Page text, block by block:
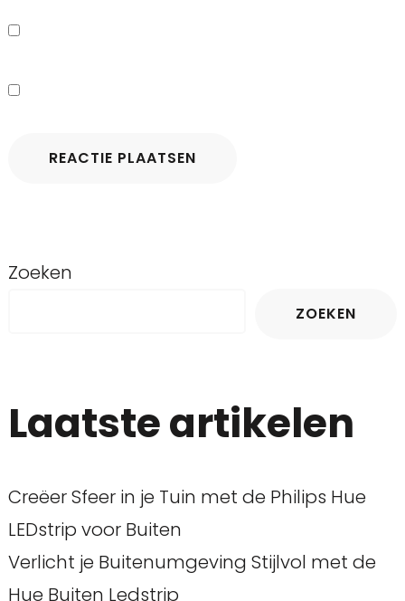
Zoeken
ZOEKEN
Laatste artikelen
Creëer Sfeer in je Tuin met de Philips Hue
LEDstrip voor Buiten
Verlicht je Buitenumgeving Stijlvol met de
Hue Buiten Ledstrip